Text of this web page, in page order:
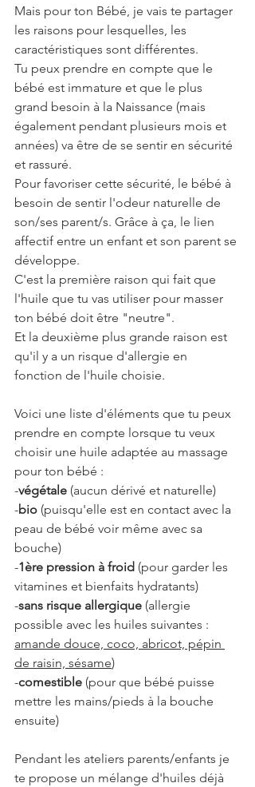
Mais pour ton Bébé, je vais te partager
les raisons pour lesquelles, les
caractéristiques sont différentes.
Tu peux prendre en compte que le
bébé est immature et que le plus
grand besoin à la Naissance (mais
également pendant plusieurs mois et
années) va être de se sentir en sécurité
et rassuré.
Pour favoriser cette sécurité, le bébé à
besoin de sentir l'odeur naturelle de
son/ses parent/s. Grâce à ça, le lien
affectif entre un enfant et son parent se
développe.
C'est la première raison qui fait que
l'huile que tu vas utiliser pour masser
ton bébé doit être "neutre".
Et la deuxième plus grande raison est
qu'il y a un risque d'allergie en
fonction de l'huile choisie.
Voici une liste d'éléments que tu peux
prendre en compte lorsque tu veux
choisir une huile adaptée au massage
pour ton bébé :
-végétale (aucun dérivé et naturelle)
-bio (puisqu'elle est en contact avec la
peau de bébé voir même avec sa
bouche)
-1ère pression à froid (pour garder les
vitamines et bienfaits hydratants)
-sans risque allergique (allergie
possible avec les huiles suivantes :
amande douce, coco, abricot, pépin
de raisin, sésame)
-comestible (pour que bébé puisse
mettre les mains/pieds à la bouche
ensuite)
Pendant les ateliers parents/enfants je
te propose un mélange d'huiles déjà